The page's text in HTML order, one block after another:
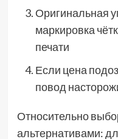
Оригинальная
маркировка
печати
Если цена
повод
Относительно
альтернативами: